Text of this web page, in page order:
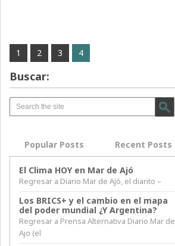
1 2 3 4
Buscar:
Popular Posts Recent Posts
El Clima HOY en Mar de Ajó
Regresar a Diario Mar de Ajó, el diarito –
Los BRICS+ y el cambio en el mapa
del poder mundial ¿Y Argentina?
Regresar a Prensa Alternativa Diario Mar de
Ajo (el